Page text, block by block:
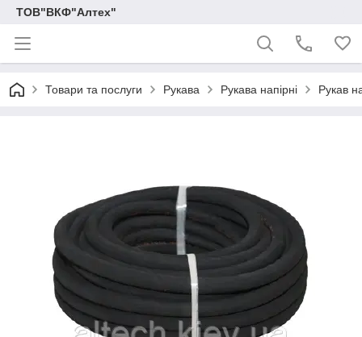
ТОВ"ВКФ"Алтех"
Товари та послуги Рукава Рукава напірні Рукав